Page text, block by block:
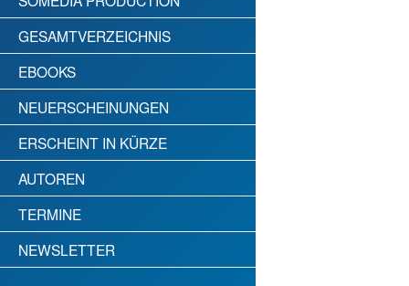
GESAMTVERZEICHNIS
EBOOKS
NEUERSCHEINUNGEN
ERSCHEINT IN KÜRZE
AUTOREN
TERMINE
NEWSLETTER